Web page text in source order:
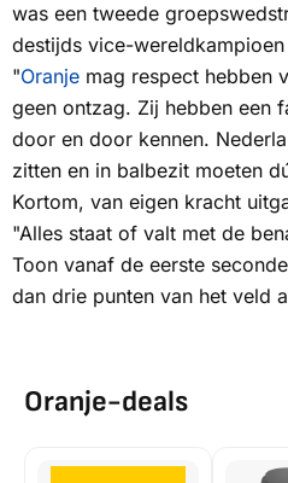
was een tweede
destijds vice-
"Oranje mag respect hebben
geen ontzag. Zij hebben een
door en door kennen.
zitten en in balbezit moeten
Kortom, van eigen kracht
"Alles staat of valt met de
Toon vanaf de eerste
dan drie punten van het veld
Oranje-deals